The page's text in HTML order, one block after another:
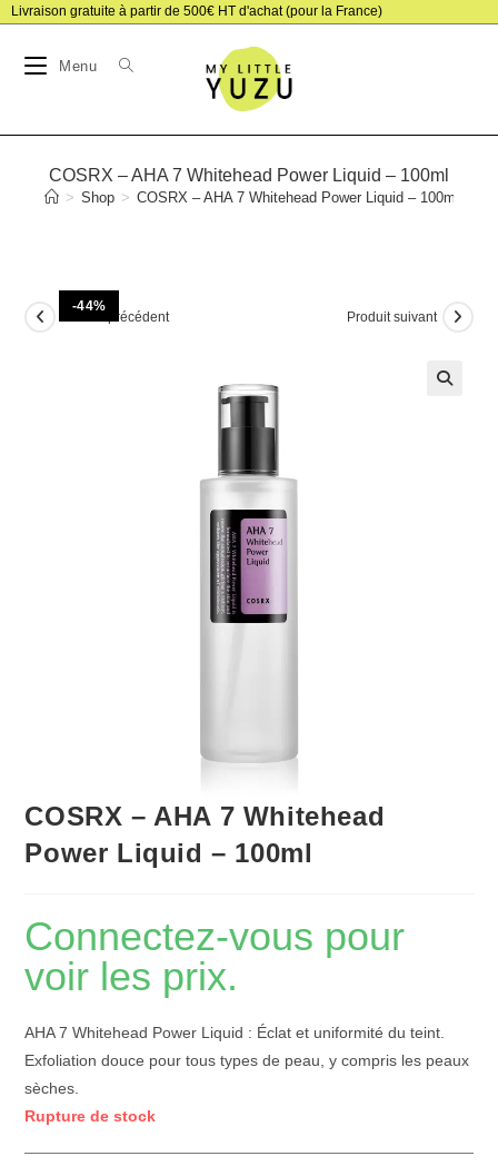
Skip
content
Livraison gratuite à partir de 500€ HT d'achat (pour la France)
Menu
COSRX – AHA 7 Whitehead Power Liquid – 100ml
> Shop > COSRX – AHA 7 Whitehead Power Liquid – 100ml
-44%
Produit précédent Produit suivant
COSRX – AHA 7 Whitehead
Power Liquid – 100ml
Connectez-vous pour
voir les prix.
AHA 7 Whitehead Power Liquid : Éclat et uniformité du teint.
Exfoliation douce pour tous types de peau, y compris les peaux
sèches.
Rupture de stock